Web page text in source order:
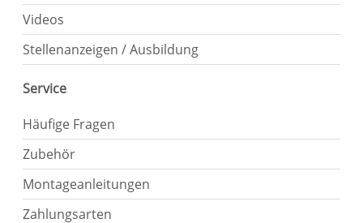
Videos
Stellenanzeigen / Ausbildung
Service
Häufige Fragen
Zubehör
Montageanleitungen
Zahlungsarten